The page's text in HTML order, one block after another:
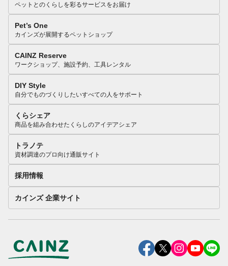
ペットとのくらしを彩るサービスをお届け
Pet’s One
カインズが展開するペットショップ
CAINZ Reserve
ワークショップ、施設予約、工具レンタル
DIY Style
自分でものづくりしたいすべての人をサポート
くらシェア
商品を組み合わせたくらしのアイデアシェア
トラノテ
資材調達のプロ向け通販サイト
採用情報
カインズ 企業サイト